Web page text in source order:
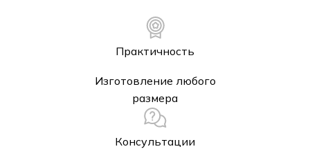
Практичность
Изготовление любого
размера
Консультации